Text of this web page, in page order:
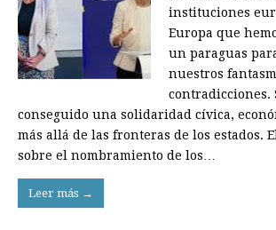
instituciones
Europa que
un paraguas
nuestros
contradicciones.
conseguido una solidaridad cívica,
más allá de las fronteras de los estados.
sobre el nombramiento de los…
Leer más →